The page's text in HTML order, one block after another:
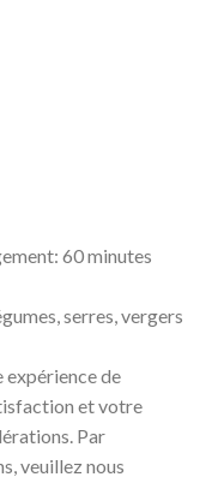
60 minutes
serres, vergers
expérience de
et votre
Par
veuillez nous